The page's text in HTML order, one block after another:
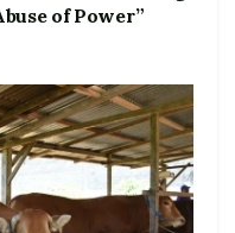
of Power”